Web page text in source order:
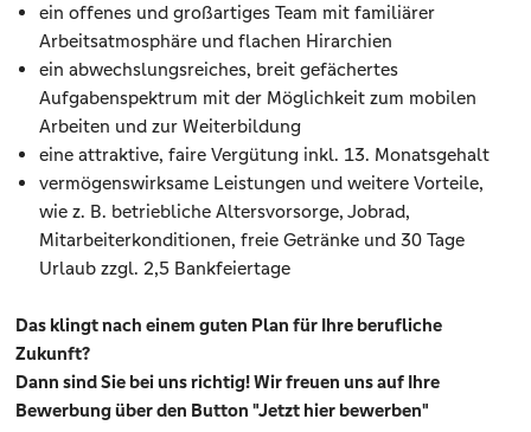
ein offenes und großartiges Team mit familiärer
Arbeitsatmosphäre und flachen Hirarchien
ein abwechslungsreiches, breit gefächertes
Aufgabenspektrum mit der Möglichkeit zum mobilen
Arbeiten und zur Weiterbildung
eine attraktive, faire Vergütung inkl. 13. Monatsgehalt
vermögenswirksame Leistungen und weitere Vorteile,
wie z. B. betriebliche Altersvorsorge, Jobrad,
Mitarbeiterkonditionen, freie Getränke und 30 Tage
Urlaub zzgl. 2,5 Bankfeiertage
Das klingt nach einem guten Plan für Ihre berufliche
Zukunft?
Dann sind Sie bei uns richtig! Wir freuen uns auf Ihre
Bewerbung über den Button "Jetzt hier bewerben"